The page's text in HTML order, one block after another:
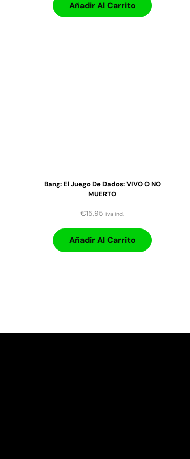
Añadir Al Carrito
Bang: El Juego De Dados: VIVO O NO
MUERTO
€15,95 iva incl.
Añadir Al Carrito